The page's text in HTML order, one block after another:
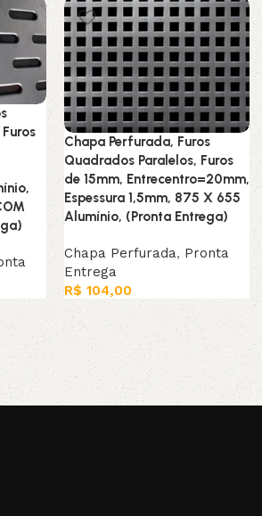
Chapa Perfurada, Furos
Quadrados Paralelos, Furos
de 15mm, Entrecentro=20mm,
Espessura 1,5mm, 875 X 655
Alumínio, (Pronta Entrega)
Chapa Perfurada, Pronta
Entrega
R$ 104,00
Adicionar ao carrinho